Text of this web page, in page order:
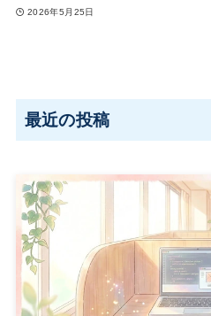
2026年5月25日
最近の投稿